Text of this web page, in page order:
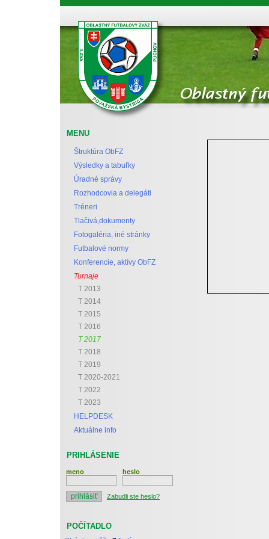
MENU
Štruktúra ObFZ
Výsledky a tabuľky
Úradné správy
Rozhodcovia a delegáti
Tréneri
Tlačivá,dokumenty
Fotogaléria, iné stránky
Futbalové normy
Konferencie, aktívy ObFZ
Turnaje
T 2013
T 2014
T 2015
T 2016
T 2017
T 2018
T 2019
T 2020-2021
T 2022
T 2023
HELPDESK
Aktuálne info
PRIHLÁSENIE
meno heslo
Zabudli ste heslo?
POČÍTADLO